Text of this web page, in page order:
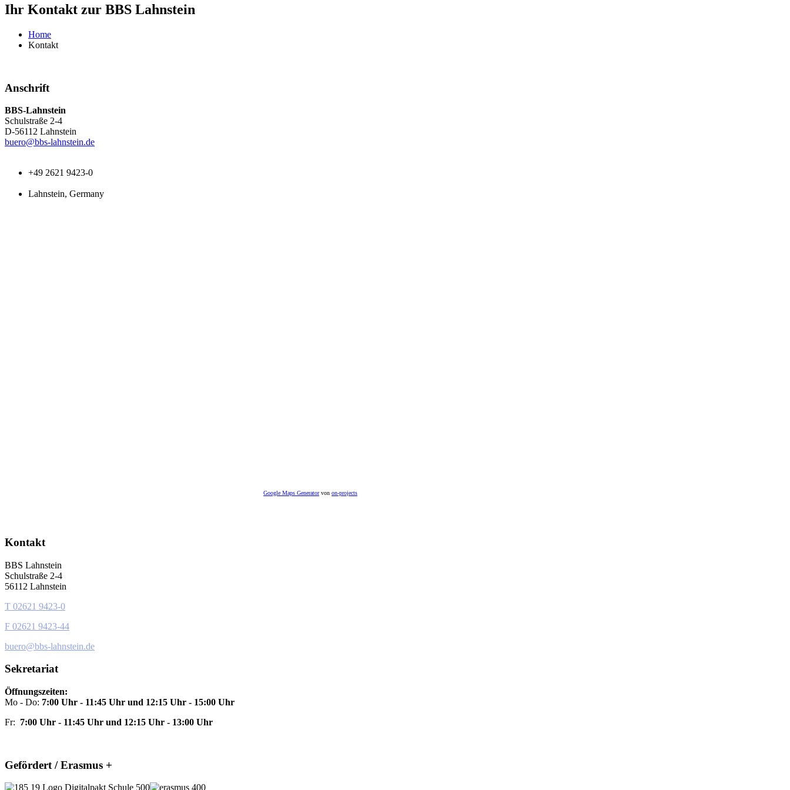
Ihr Kontakt zur BBS Lahnstein
Home
Kontakt
Anschrift
BBS-Lahnstein
Schulstraße 2-4
D-56112 Lahnstein
buero@bbs-lahnstein.de
+49 2621 9423-0
Lahnstein, Germany
Google Maps Generatorvon on-projects
Kontakt
BBS Lahnstein
Schulstraße 2-4
56112 Lahnstein
T 02621 9423-0
F 02621 9423-44
buero@bbs-lahnstein.de
Sekretariat
Öffnungszeiten:
Mo - Do: 7:00 Uhr - 11:45 Uhr und 12:15 Uhr - 15:00 Uhr
Fr: 7:00 Uhr - 11:45 Uhr und 12:15 Uhr - 13:00 Uhr
Gefördert / Erasmus +